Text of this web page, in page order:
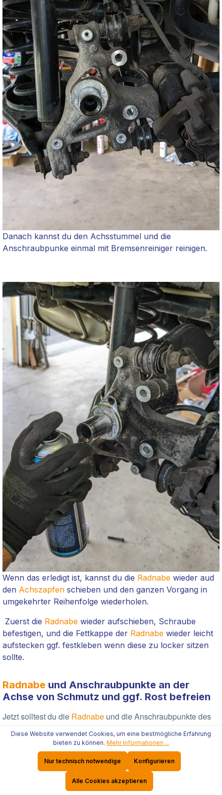
Danach kannst du den Achsstummel und die
Anschraubpunke einmal mit Bremsenreiniger reinigen.
Wenn das erledigt ist, kannst du die Radnabe wieder aud
den Achszapfen schieben und den ganzen Vorgang in
umgekehrter Reihenfolge wiederholen.
Zuerst die Radnabe wieder aufschieben, Schraube
befestigen, und die Fettkappe der Radnabe wieder leicht
aufstecken ggf. festkleben wenn diese zu locker sitzen
sollte.
Radnabe und Anschraubpunkte an der
Achse von Schmutz und ggf. Rost befreien
Jetzt solltest du die Radnabe und die Anschraubpunkte des
Drahtbürstenaufsatz säubern, damit du eine saubere und
plane Auflagefläche hast und eine optimale Passgenauigkeit
Adaptergegeben ist.
Wenn du keinen Winkleschleifer hast funktioniert das Ganze
auch mit einer herkömmlichen Drahtbürste.
Diese Website verwendet Cookies, um eine bestmögliche Erfahrung
bieten zu können. Mehr Informationen ...
Nur technisch notwendige Konfigurieren
Alle Cookies akzeptieren